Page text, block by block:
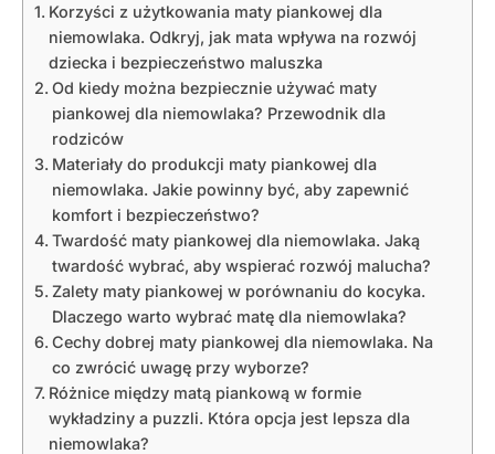
Korzyści z użytkowania maty piankowej dla
niemowlaka. Odkryj, jak mata wpływa na rozwój
dziecka i bezpieczeństwo maluszka
Od kiedy można bezpiecznie używać maty
piankowej dla niemowlaka? Przewodnik dla
rodziców
Materiały do produkcji maty piankowej dla
niemowlaka. Jakie powinny być, aby zapewnić
komfort i bezpieczeństwo?
Twardość maty piankowej dla niemowlaka. Jaką
twardość wybrać, aby wspierać rozwój malucha?
Zalety maty piankowej w porównaniu do kocyka.
Dlaczego warto wybrać matę dla niemowlaka?
Cechy dobrej maty piankowej dla niemowlaka. Na
co zwrócić uwagę przy wyborze?
Różnice między matą piankową w formie
wykładziny a puzzli. Która opcja jest lepsza dla
niemowlaka?